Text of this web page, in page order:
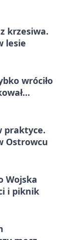
krzesiwa.
lesie
wróciło
praktyce.
Ostrowcu
Wojska
i piknik